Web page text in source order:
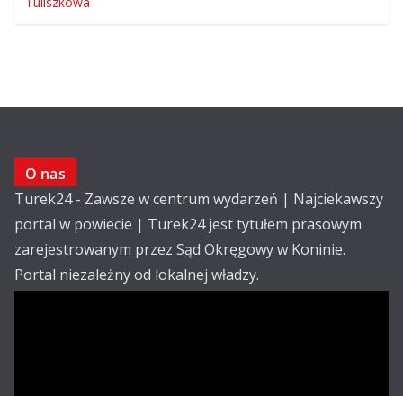
O nas
Turek24 - Zawsze w centrum wydarzeń | Najciekawszy
portal w powiecie | Turek24 jest tytułem prasowym
zarejestrowanym przez Sąd Okręgowy w Koninie.
Portal niezależny od lokalnej władzy.